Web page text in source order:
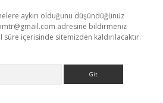
aykırı olduğunu düşündüğünüz
adresine bildirmeniz
içerisinde sitemizden kaldırılacaktır.